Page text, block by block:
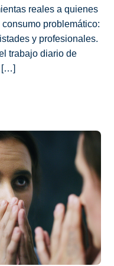
reales a quienes
problemático:
y profesionales.
trabajo diario de
[…]